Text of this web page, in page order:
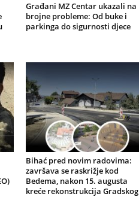
Građani MZ Centar ukazali na
brojne probleme: Od buke i
parkinga do sigurnosti djece
Bihać pred novim radovima:
završava se raskrižje kod
Bedema, nakon 15. augusta
kreće rekonstrukcija Gradskog